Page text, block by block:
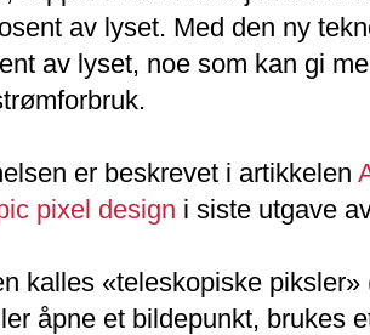
av lyset. Med den ny
av lyset, noe som kan gi
er beskrevet i artikkelen
pixel design i siste utgave
kalles «teleskopiske
åpne et bildepunkt, brukes